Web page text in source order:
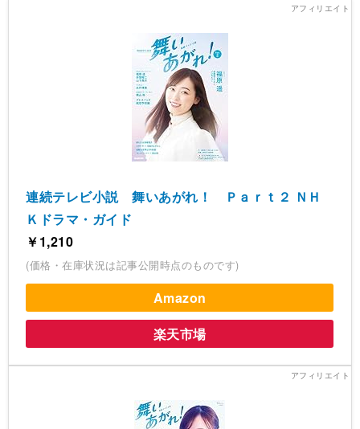
連続テレビ小説 舞いあがれ！ Ｐａｒｔ２ ＮＨ
Ｋドラマ・ガイド
￥1,210
(価格・在庫状況は記事公開時点のものです)
Amazon
楽天市場